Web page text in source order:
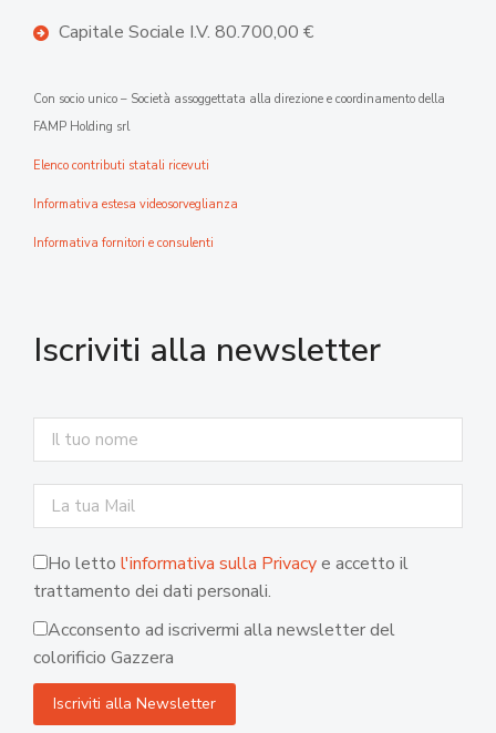
Capitale Sociale I.V. 80.700,00 €
Con socio unico – Società assoggettata alla direzione e coordinamento della
FAMP Holding srl
Elenco contributi statali ricevuti
Informativa estesa videosorveglianza
Informativa fornitori e consulenti
Iscriviti alla newsletter
Ho letto l'informativa sulla Privacye accetto il
trattamento dei dati personali.
Acconsento ad iscrivermi alla newsletter del
colorificio Gazzera